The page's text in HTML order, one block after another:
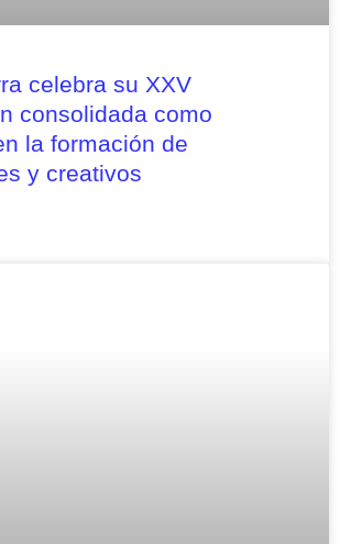
celebra su XXV
consolidada como
la formación de
y creativos